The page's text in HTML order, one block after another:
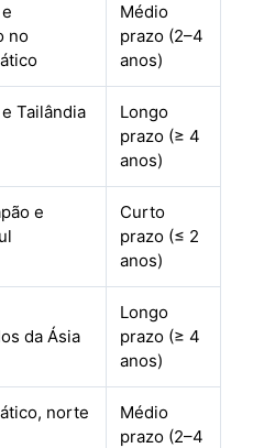
no
Médio
prazo (2–4
anos)
Tailândia
Longo
prazo (≥ 4
anos)
e
Curto
prazo (≤ 2
anos)
da Ásia
Longo
prazo (≥ 4
anos)
norte
Médio
prazo (2–4